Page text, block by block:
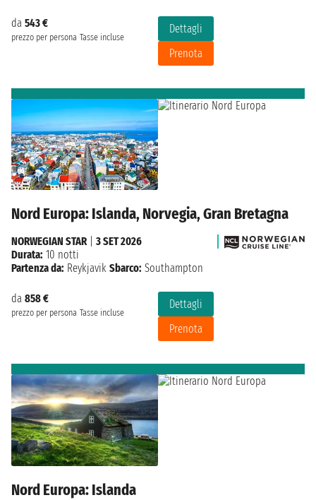
da 543 €
prezzo per persona Tasse incluse
Dettagli
Prenota
Nord Europa: Islanda, Norvegia, Gran Bretagna
da 858 €
prezzo per persona Tasse incluse
Dettagli
Prenota
NORWEGIAN STAR| 3 SET 2026
Durata: 10 notti
Partenza da: Reykjavik Sbarco: Southampton
Nord Europa: Islanda